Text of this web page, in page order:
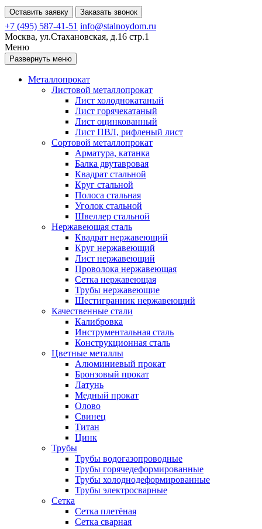
Оставить заявку Заказать звонок
+7 (495) 587-41-51 info@stalnoydom.ru
Москва, ул.Стахановская, д.16 стр.1
Меню
Развернуть меню
Металлопрокат
Листовой металлопрокат
Лист холоднокатаный
Лист горячекатаный
Лист оцинкованный
Лист ПВЛ, рифленый лист
Сортовой металлопрокат
Арматура, катанка
Балка двутавровая
Квадрат стальной
Круг стальной
Полоса стальная
Уголок стальной
Швеллер стальной
Нержавеющая сталь
Квадрат нержавеющий
Круг нержавеющий
Лист нержавеющий
Проволока нержавеющая
Сетка нержавеющая
Трубы нержавеющие
Шестигранник нержавеющий
Качественные стали
Калибровка
Инструментальная сталь
Конструкционная сталь
Цветные металлы
Алюминиевый прокат
Бронзовый прокат
Латунь
Медный прокат
Олово
Свинец
Титан
Цинк
Трубы
Трубы водогазопроводные
Трубы горячедеформированные
Трубы холоднодеформированные
Трубы электросварные
Сетка
Сетка плетёная
Сетка сварная